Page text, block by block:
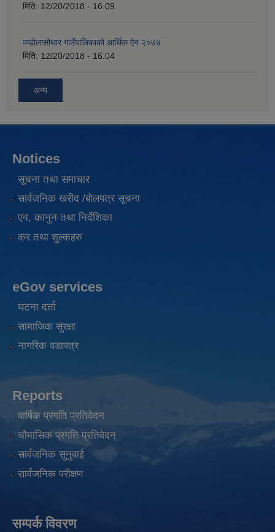
मिति: 12/20/2018 - 16:09
क्व्होलासोथार गाउँपालिकाको आर्थिक ऐन २०७४
मिति: 12/20/2018 - 16:04
अन्य
Notices
सूचना तथा समाचार
सार्वजनिक खरीद /बोलपत्र सूचना
एन, कानुन तथा निर्देशिका
कर तथा शुल्कहरु
eGov services
घटना दर्ता
सामाजिक सुरक्षा
नागरिक वडापत्र
Reports
वार्षिक प्रगति प्रतिवेदन
चौमासिक प्रगति प्रतिवेदन
सार्वजनिक सुनुवाई
सार्वजनिक परीक्षण
सम्पर्क विवरण